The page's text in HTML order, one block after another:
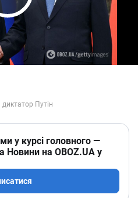
Video
у курсі головного —
Новини на OBOZ.UA у